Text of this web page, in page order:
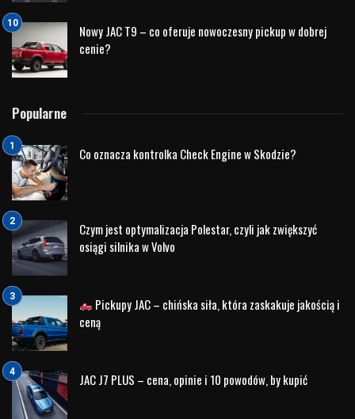
Edycja sygnowana imieniem belga Thierriego Neuville
opierała się na 35 wyprodukowanych egzemplarzach
opartego na wersji Hatchback i oferowany był głównie na
Samochód spośród „zwykłej”
posiadaniem na karoserii pasów z inicjałami „TN”. W
zależności od lakieru nadwozia samochodu paski miały
kolor pomarańczowy, czarny oraz biały. Dodatkowym
elementem wyróżniającym jest tabliczka na desce
rozdzielczej z numerem pojazdu.
Każdy klient odbierał kluczyki do swojego i30NTN w
specjalnie przygotowanym pudełku okolicznościowym.
Każdy nabywca otrzymywał także zaproszenie na tor
wyścigowy.
Właściciele modelu korzystając z zaproszenia na tor